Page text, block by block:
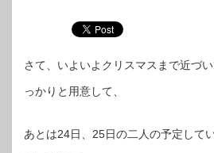
さて、いよいよクリスマスまで近づ
っかりと用意して、
あとは24日、25日の二人の予定して